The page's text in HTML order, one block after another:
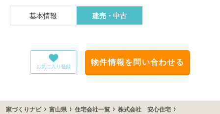
基本情報 建売・中古
お気に入り登録 物件情報を問い合わせる
家づくりナビ› 富山県 › 住宅会社一覧 › 株式会社 安心住宅 ›